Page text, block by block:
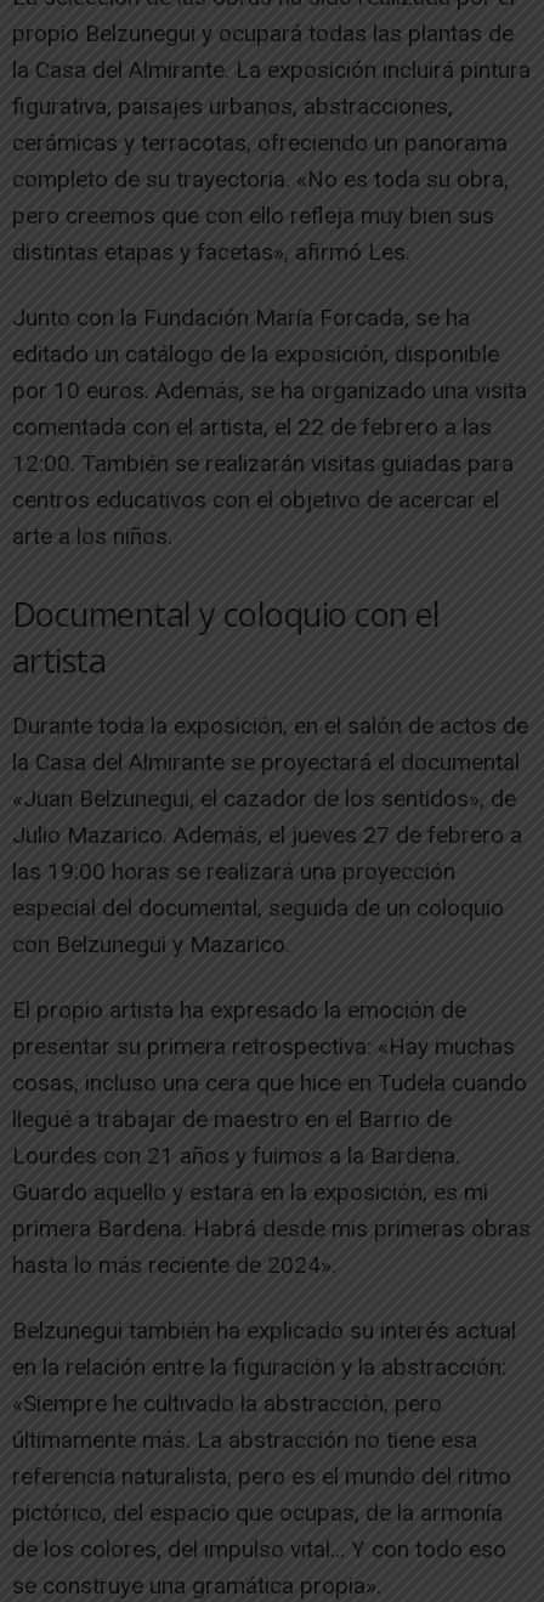
propio Belzunegui y ocupará todas las plantas de
la Casa del Almirante. La exposición incluirá pintura
figurativa, paisajes urbanos, abstracciones,
cerámicas y terracotas, ofreciendo un panorama
completo de su trayectoria. «No es toda su obra,
pero creemos que con ello refleja muy bien sus
distintas etapas y facetas», afirmó Les.
Junto con la Fundación María Forcada, se ha
editado un catálogo de la exposición, disponible
por 10 euros. Además, se ha organizado una visita
comentada con el artista, el 22 de febrero a las
12:00. También se realizarán visitas guiadas para
centros educativos con el objetivo de acercar el
arte a los niños.
Documental y coloquio con el
artista
Durante toda la exposición, en el salón de actos de
la Casa del Almirante se proyectará el documental
«Juan Belzunegui, el cazador de los sentidos», de
Julio Mazarico. Además, el jueves 27 de febrero a
las 19:00 horas se realizará una proyección
especial del documental, seguida de un coloquio
con Belzunegui y Mazarico.
El propio artista ha expresado la emoción de
presentar su primera retrospectiva: «Hay muchas
cosas, incluso una cera que hice en Tudela cuando
llegué a trabajar de maestro en el Barrio de
Lourdes con 21 años y fuimos a la Bardena.
Guardo aquello y estará en la exposición, es mi
primera Bardena. Habrá desde mis primeras obras
hasta lo más reciente de 2024».
Belzunegui también ha explicado su interés actual
en la relación entre la figuración y la abstracción:
«Siempre he cultivado la abstracción, pero
últimamente más. La abstracción no tiene esa
referencia naturalista, pero es el mundo del ritmo
pictórico, del espacio que ocupas, de la armonía
de los colores, del impulso vital… Y con todo eso
se construye una gramática propia».